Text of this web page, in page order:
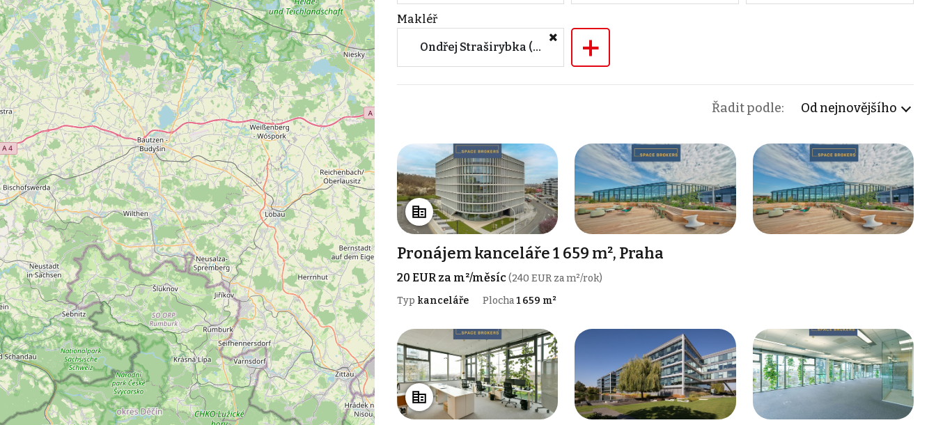
Makléř
Ondřej Straširybka (Space Brokers s.r.o.) +
Řadit podle: Od nejnovějšího
Pronájem kanceláře 1 659 m², Praha
20 EUR za m²/měsíc(240 EUR za m²/rok)
Typ kanceláře Plocha1 659 m²